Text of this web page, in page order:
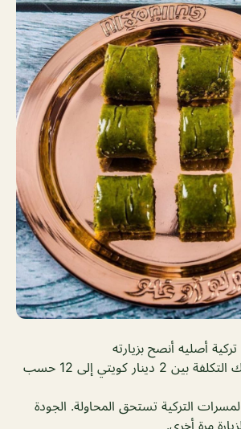
أصليه أنصح بزيارته
مذاق حلو جيد. وكذلك التكلفة بين 2 دينار كويتي إلى 12 حسب
التركية تستحق المحاولة. الجودة
مرة أخرى.